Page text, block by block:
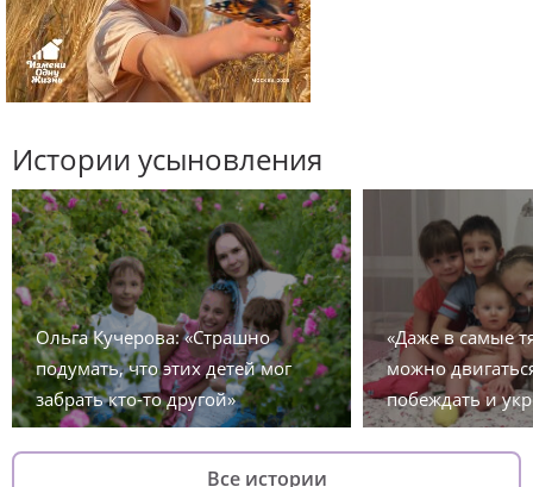
Истории усыновления
Ольга Кучерова: «Страшно
подумать, что этих детей мог
забрать кто-то другой»
«Даже в самые
можно
побеждать и
Все истории